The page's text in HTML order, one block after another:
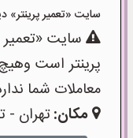
سایت «تعمیر پرینتر» دیده ام و
سایت «تعمیر
پرینتر است
معاملات شما
مکان:تهران -